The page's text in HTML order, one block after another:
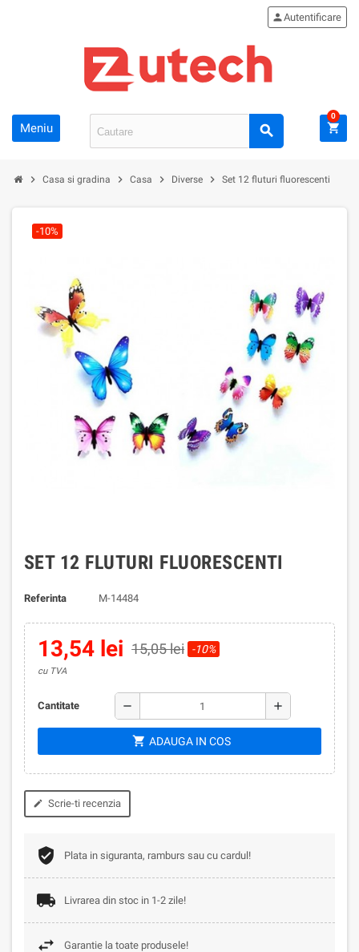
Meniu search
personAutentificare
shopping_cart
0
chevron_right Casa si gradina chevron_right Casa chevron_right Diverse chevron_right Set 12 fluturi fluorescenti
-10%
SET 12 FLUTURI FLUORESCENTI
Referinta M-14484
13,54 lei 15,05 lei -10%
cu TVA
Cantitate remove add
shopping_cart ADAUGA IN COS
edit Scrie-ti recenzia
Plata in siguranta, ramburs sau cu cardul!
Livrarea din stoc in 1-2 zile!
Garantie la toate produsele!